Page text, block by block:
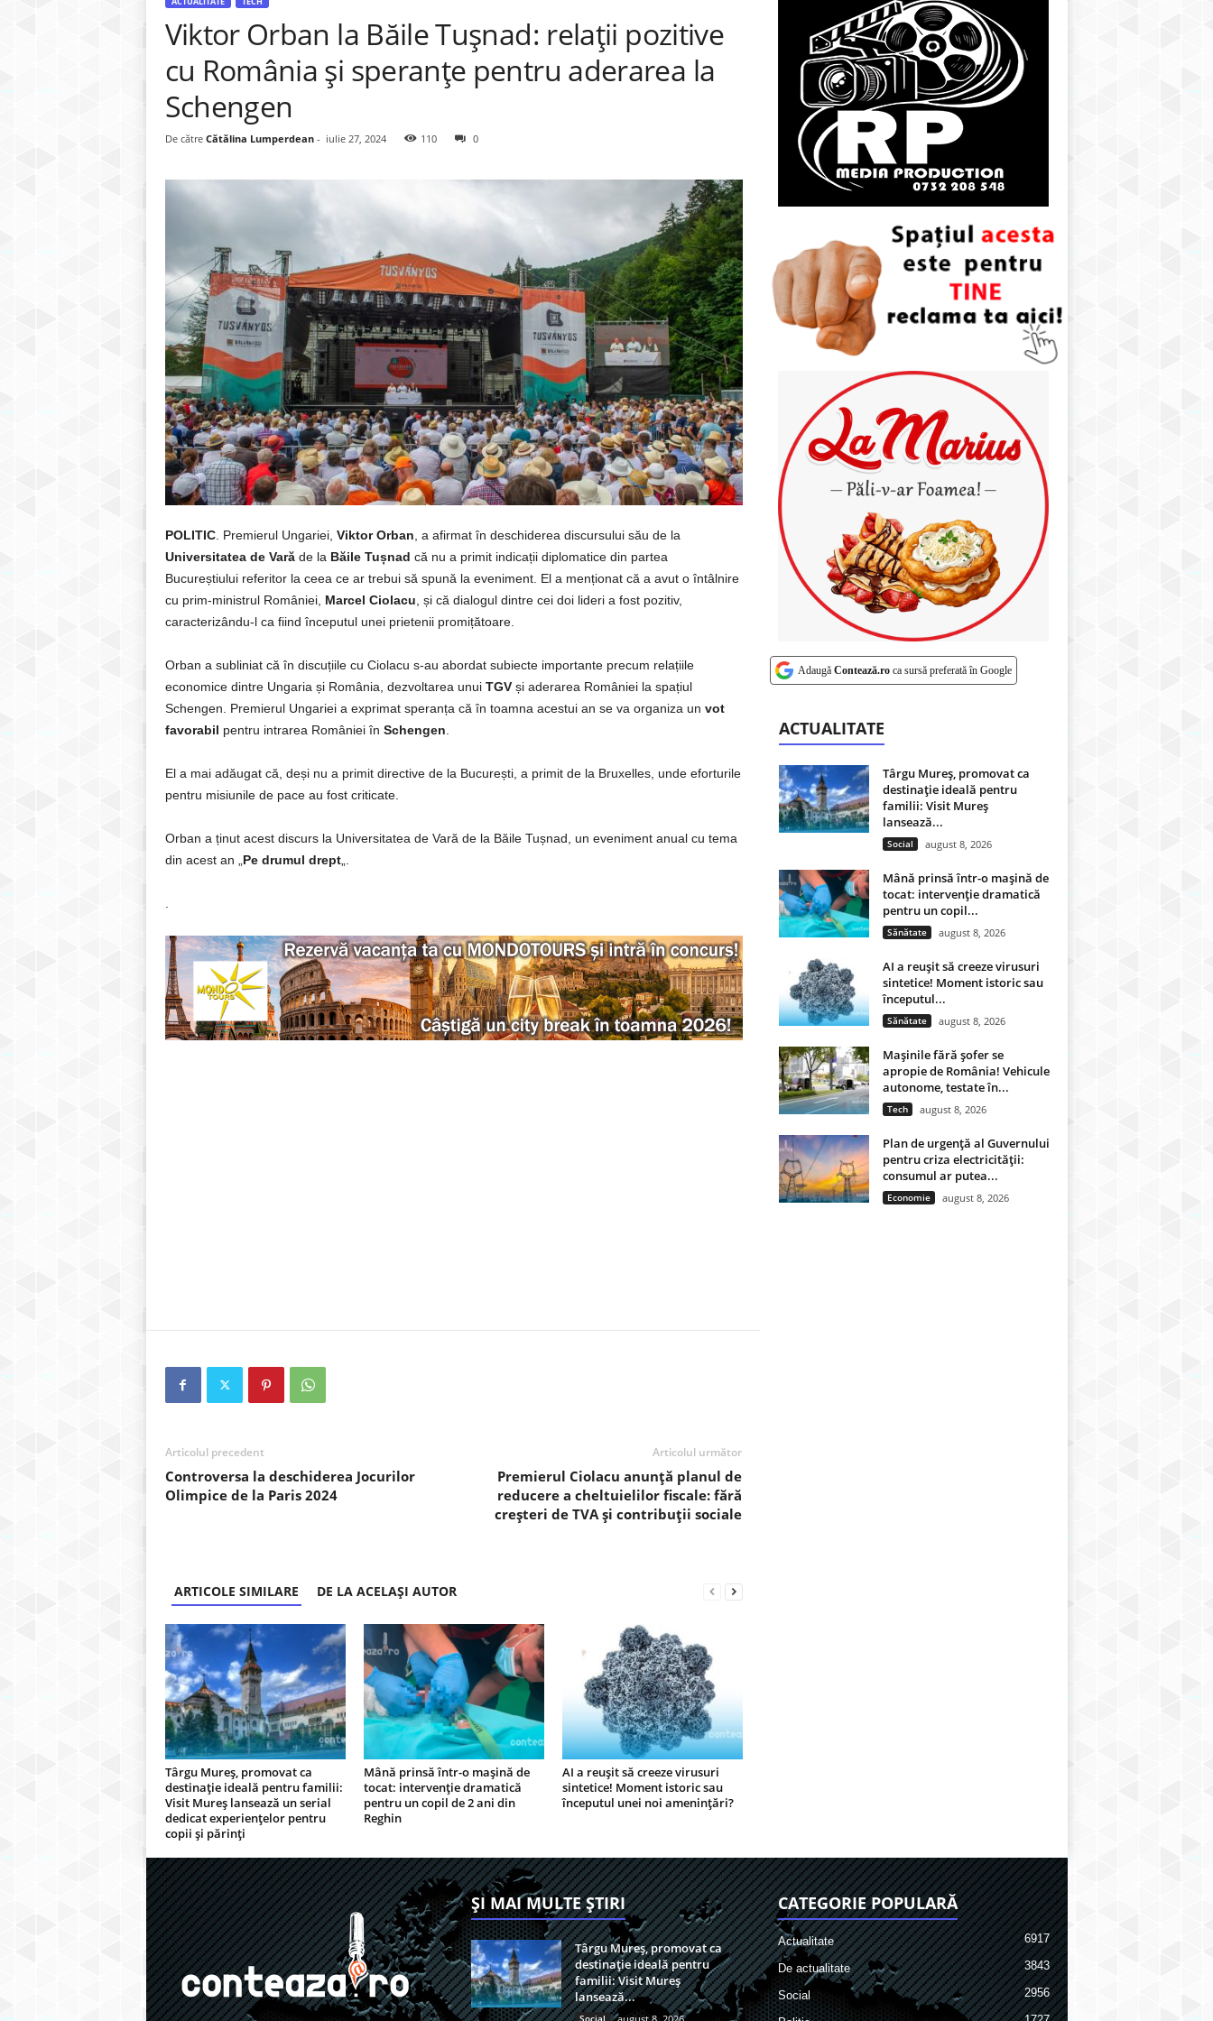
Viktor Orban la Băile Tușnad: relații pozitive
cu România și speranțe pentru aderarea la
Schengen
De către Cătălina Lumperdean- iulie 27, 2024 110 0
POLITIC. Premierul Ungariei, Viktor Orban , a afirmat în deschiderea discursului său de la
Universitatea de Varăde la Băile Tușnad că nu a primit indicații diplomatice din partea
Bucureștiului referitor la ceea ce ar trebui să spună la eveniment. El a menționat că a avut o întâlnire
cu prim-ministrul României, Marcel Ciolacu , și că dialogul dintre cei doi lideri a fost pozitiv,
caracterizându-l ca fiind începutul unei prietenii promițătoare.
Orban a subliniat că în discuțiile cu Ciolacu s-au abordat subiecte importante precum relațiile
economice dintre Ungaria și România, dezvoltarea unui TGVși aderarea României la spațiul
Schengen. Premierul Ungariei a exprimat speranța că în toamna acestui an se va organiza un vot
favorabil pentru intrarea României în Schengen
El a mai adăugat că, deși nu a primit directive de la București, a primit de la Bruxelles, unde eforturile
pentru misiunile de pace au fost criticate.
Orban a ținut acest discurs la Universitatea de Vară de la Băile Tușnad, un eveniment anual cu tema
din acest an „ Pe drumul drept„.
Articolul precedent
Controversa la deschiderea Jocurilor
Olimpice de la Paris 2024
Articolul următor
Premierul Ciolacu anunță planul de
reducere a cheltuielilor fiscale: fără
creșteri de TVA și contribuții sociale
ARTICOLE SIMILARE DE LA ACELAȘI AUTOR
Târgu Mureș, promovat ca
destinație ideală pentru familii:
Visit Mureș lansează un serial
dedicat experiențelor pentru
copii și părinți
Mână prinsă într-o mașină de
tocat: intervenție dramatică
pentru un copil de 2 ani din
Reghin
AI a reușit să creeze virusuri
sintetice! Moment istoric sau
începutul unei noi amenințări?
Adaugă Contează.roca sursă preferată în Google
ACTUALITATE
Târgu Mureș, promovat ca
destinație ideală pentru
familii: Visit Mureș
lansează...
Social august 8, 2026
Mână prinsă într-o mașină de
tocat: intervenție dramatică
pentru un copil...
Sănătate august 8, 2026
AI a reușit să creeze virusuri
sintetice! Moment istoric sau
începutul...
Sănătate august 8, 2026
Mașinile fără șofer se
apropie de România! Vehicule
autonome, testate în...
Tech august 8, 2026
Plan de urgență al Guvernului
pentru criza electricității:
consumul ar putea...
Economie august 8, 2026
ȘI MAI MULTE ȘTIRI
Târgu Mureș, promovat ca
destinație ideală pentru
familii: Visit Mureș
lansează...
CATEGORIE POPULARĂ
Actualitate 6917
De actualitate 3843
Social 2956